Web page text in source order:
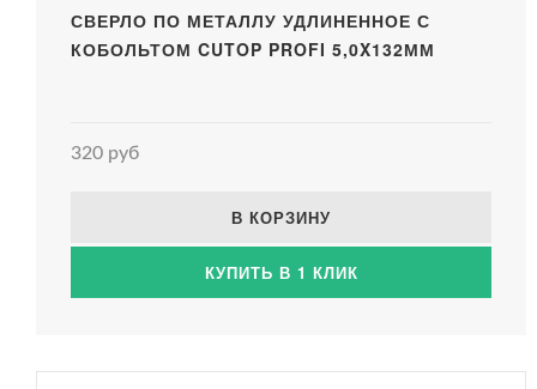
СВЕРЛО ПО МЕТАЛЛУ УДЛИНЕННОЕ С
КОБОЛЬТОМ CUTOP PROFI 5,0X132ММ
320 руб
В КОРЗИНУ
КУПИТЬ В 1 КЛИК